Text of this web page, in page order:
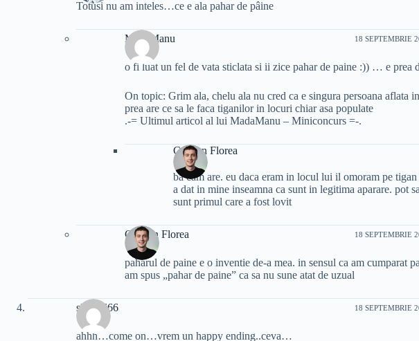
Totusi nu am inteles…ce e ala pahar de pâine
MadaManu 18 SEPTEMBRIE
o fi luat un fel de vata sticlata si ii zice pahar de paine :)) … e prea
On topic: Grim ala, chelu ala nu cred ca e singura persoana aflata
prea are ce sa le faca tiganilor in locuri chiar asa populate
.-= Ultimul articol al lui MadaManu – Miniconcurs =-.
Cristian Florea
ba cam are. eu daca eram in locul lui il omoram pe
a dat in mine inseamna ca sunt in legitima aparare. pot
sunt primul care a fost lovit
Cristian Florea 18 SEPTEMBRIE
paharul de paine e o inventie de-a mea. in sensul ca am cumparat
am spus „pahar de paine” ca sa nu sune atat de uzual
slayer666 18 SEPTEMBRIE
ahhh…come on…vrem un happy ending..ceva…